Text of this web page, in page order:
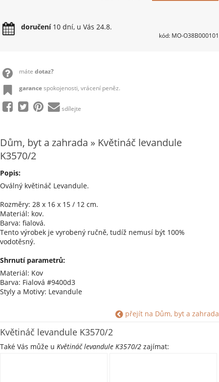
doručení10 dní, u Vás 24.8.
kód: MO-O38B000101
máte dotaz?
garancespokojenosti, vrácení peněz.
sdílejte
Dům, byt a zahrada » Květináč levandule
K3570/2
Popis:
Oválný květináč Levandule.
Rozměry: 28 x 16 x 15 / 12 cm.
Materiál: kov.
Barva: fialová.
Tento výrobek je vyrobený ručně, tudíž nemusí být 100%
vodotěsný.
Shrnutí parametrů:
Materiál: Kov
Barva: Fialová #9400d3
Styly a Motivy: Levandule
přejít na Dům, byt a zahrada
Květináč levandule K3570/2
Také Vás může u Květináč levandule K3570/2 zajímat: